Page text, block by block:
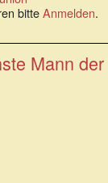
bitteAnmelden.
Mann